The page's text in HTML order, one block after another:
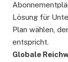
Lösung für
Plan wählen,
entspricht.
Globale